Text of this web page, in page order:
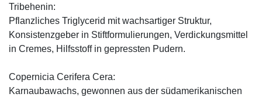
Tribehenin:
Pflanzliches Triglycerid mit wachsartiger Struktur,
Konsistenzgeber in Stiftformulierungen, Verdickungsmittel
in Cremes, Hilfsstoff in gepressten Pudern.
Copernicia Cerifera Cera:
Karnaubawachs, gewonnen aus der südamerikanischen